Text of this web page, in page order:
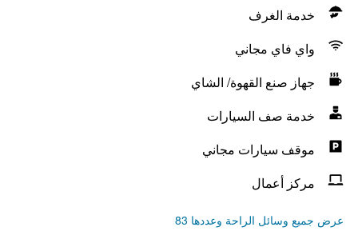
خدمة الغرف
واي فاي مجاني
جهاز صنع القهوة/ الشاي
خدمة صف السيارات
موقف سيارات مجاني
مركز أعمال
عرض جميع وسائل الراحة وعددها 83